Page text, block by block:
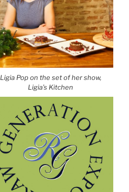
Ligia Pop on the set of her show,
Ligia’s Kitchen